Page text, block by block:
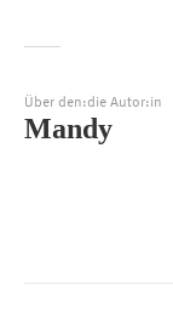
Über den:die Autor:in
Mandy